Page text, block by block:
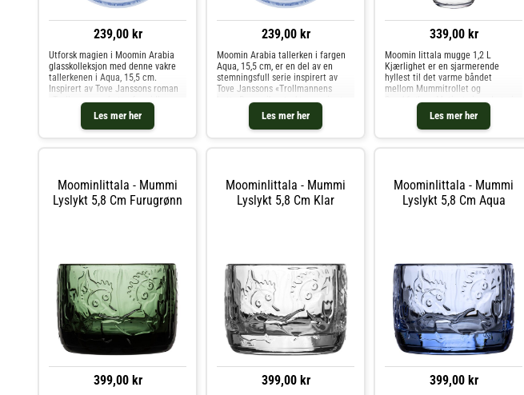
239,00 kr
Les mer her
Utforsk magien i Moomin Arabia
glasskolleksjon med denne vakre
tallerkenen i Aqua, 15,5 cm.
Inspirert av Tove Janssons roman
«Trollmannens hatt», formidler
designet en stemning av
skogsmystikk og lekende
fantasi.Den detaljerte overflaten
239,00 kr
Les mer her
Moomin Arabia tallerken i fargen
Aqua, 15,5 cm, er en del av en
stemningsfull serie inspirert av
Tove Janssons «Trollmannens
hatt».Den unike strukturen gir et
sanselig uttrykk – som en hyllest til
mummienes verden og naturens
detaljrikdom.Produsert i
339,00 kr
Les mer her
Moomin Iittala mugge 1,2 L
Kjærlighet er en sjarmerende
hyllest til det varme båndet
mellom Mummitrollet og
Snorkfrøken. Motivet viser de to i
en kjærlig omfavnelse – et ikonisk
bilde på lekenhet, nærhet og
romantikk i Mummidalen.Muggen
MoominIittala - Mummi
Lyslykt 5,8 Cm Furugrønn
399,00 kr
MoominIittala - Mummi
Lyslykt 5,8 Cm Klar
399,00 kr
MoominIittala - Mummi
Lyslykt 5,8 Cm Aqua
399,00 kr